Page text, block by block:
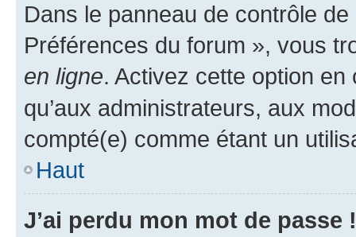
Dans le panneau de contrôle
Préférences du forum », vous
en ligne. Activez cette option
qu’aux administrateurs, aux
compté(e) comme étant un
Haut
J’ai perdu mon mot de passe !